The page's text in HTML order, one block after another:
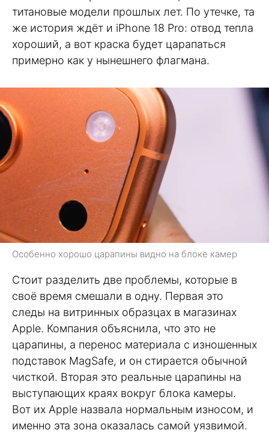
титановые модели прошлых лет. По утечке, та
же история ждёт и iPhone 18 Pro: отвод тепла
хороший, а вот краска будет царапаться
примерно как у нынешнего флагмана.
Особенно хорошо царапины видно на блоке камер
Стоит разделить две проблемы, которые в
своё время смешали в одну. Первая это
следы на витринных образцах в магазинах
Apple. Компания объяснила, что это не
царапины, а перенос материала с изношенных
подставок MagSafe, и он стирается обычной
чисткой. Вторая это реальные царапины на
выступающих краях вокруг блока камеры.
Вот их Apple назвала нормальным износом, и
именно эта зона оказалась самой уязвимой.